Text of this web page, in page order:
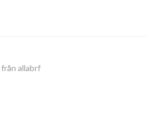
allabrf